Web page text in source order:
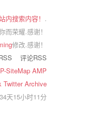
搜索内容！ .
而荣耀.感谢！
修改.感谢！
评论RSS
SiteMap AMP
TwitterArchive
天15小时11分